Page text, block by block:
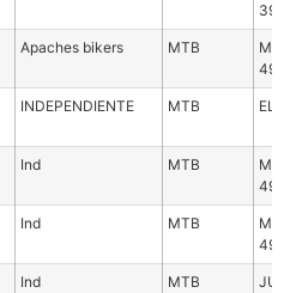
39
Apaches bikers MTB
49
INDEPENDIENTE MTB
Ind MTB
49
Ind MTB
49
Ind MTB